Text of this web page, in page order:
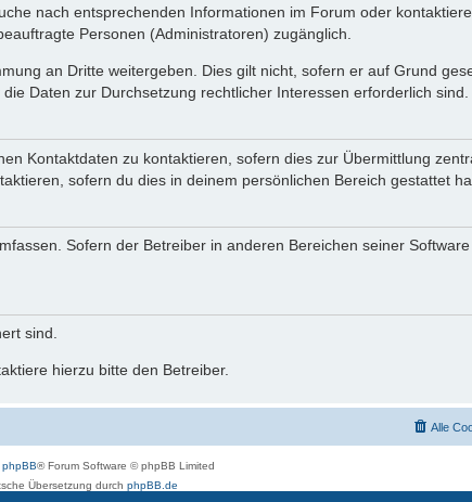
nach entsprechenden Informationen im Forum oder
Personen (Administratoren) zugänglich.
an Dritte weitergeben. Dies gilt nicht, sofern er auf Grund
Daten zur Durchsetzung rechtlicher Interessen erforderlich sind.
Kontaktdaten zu kontaktieren, sofern dies zur Übermittlung
sofern du dies in deinem persönlichen Bereich gestattet
Sofern der Betreiber in anderen Bereichen seiner
sind.
hierzu bitte den Betreiber.
Alle
phpBB® Forum Software © phpBB Limited
Übersetzung durch phpBB.de